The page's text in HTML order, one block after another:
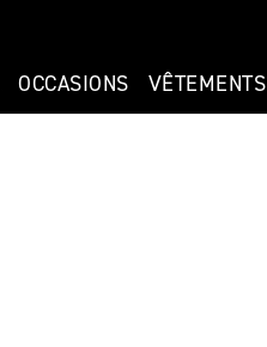
OCCASIONS VÊTEMENTS